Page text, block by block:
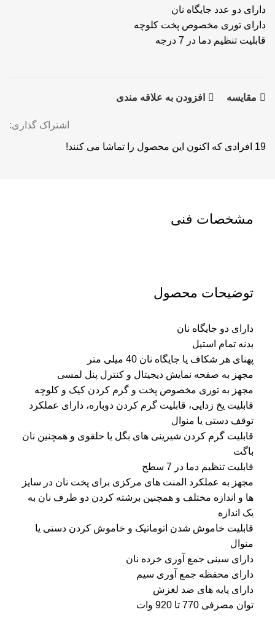
دارای دو عدد جایگاه نان
دارای توری مخصوص پخت کلوچه
قابلیت تنظیم دما در 7 درجه
مقايسه افزودن به علاقه مندی
اشتراک گذاری:
19 افرادی که اکنون این محصول را تماشا می کنند!
توضیحات محصول
دارای دو جایگاه نان
بدنه تمام استیل
پهنای هر شکاف یا جایگاه نان 40 میلی متر
مجهز به صفحه نمایش دیجیتال و کنترل پنل لمسی
مجهز به توری مخصوص پخت و گرم کردن کیک و کلوچه
قابلیت یخ زدایی، قابلیت گرم کردن دوباره، دارای عملکرد
توقف دستی یا منوال
قابلیت گرم کردن شیرینی های بگل یا حلقوی و همچنین نان
باگت
قابلیت تنظیم دما در 7 سطح
مجهز به عملکرد المنت های مرکزی برای پخت نان در سایز
ها و اندازه مختلف و همچنین برشته کردن دو طرف نان به
یک اندازه
قابلیت خاموش شدن اتوماتیک و خاموش کردن دستی یا
منوال
دارای سینی جمع آوری خرده نان
دارای محفظه جمع آوری سیم
دارای پایه های ضد لغزش
توان مصرفی 770 تا 920 وات
مشخصات فنی